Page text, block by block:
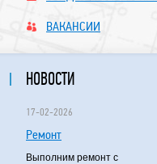
ВАКАНСИИ
НОВОСТИ
17-02-2026
Ремонт
Выполним ремонт с